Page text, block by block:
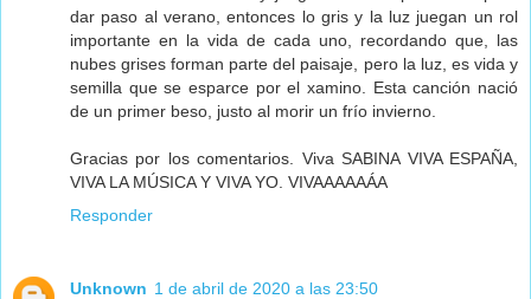
dar paso al verano, entonces lo gris y la luz juegan un rol
importante en la vida de cada uno, recordando que, las
nubes grises forman parte del paisaje, pero la luz, es vida y
semilla que se esparce por el xamino. Esta canción nació
de un primer beso, justo al morir un frío invierno.
Gracias por los comentarios. Viva SABINA VIVA ESPAÑA,
VIVA LA MÚSICA Y VIVA YO. VIVAAAAAÁA
Responder
Unknown 1 de abril de 2020 a las 23:50